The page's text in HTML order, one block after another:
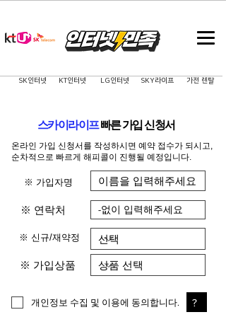
SK인터넷 LG인터넷 SKY라이프
KT인터넷 가전 렌탈
스카이라이프​빠른 가입 신청서
온라인 가입 신청서를 작성하시면 예약 접수가 되시고,
순차적으로 빠르게 해피콜이 진행될 예정입니다.
※ 가입자명
※ 연락처
※ 신규/재약정
※ 가입상품
개인정보 수집 및 이용에 동의합니다. ?